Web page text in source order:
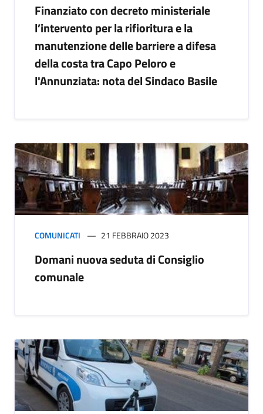
Finanziato con decreto ministeriale
l’intervento per la rifioritura e la
manutenzione delle barriere a difesa
della costa tra Capo Peloro e
l'Annunziata: nota del Sindaco Basile
COMUNICATI 21 FEBBRAIO 2023
Domani nuova seduta di Consiglio
comunale